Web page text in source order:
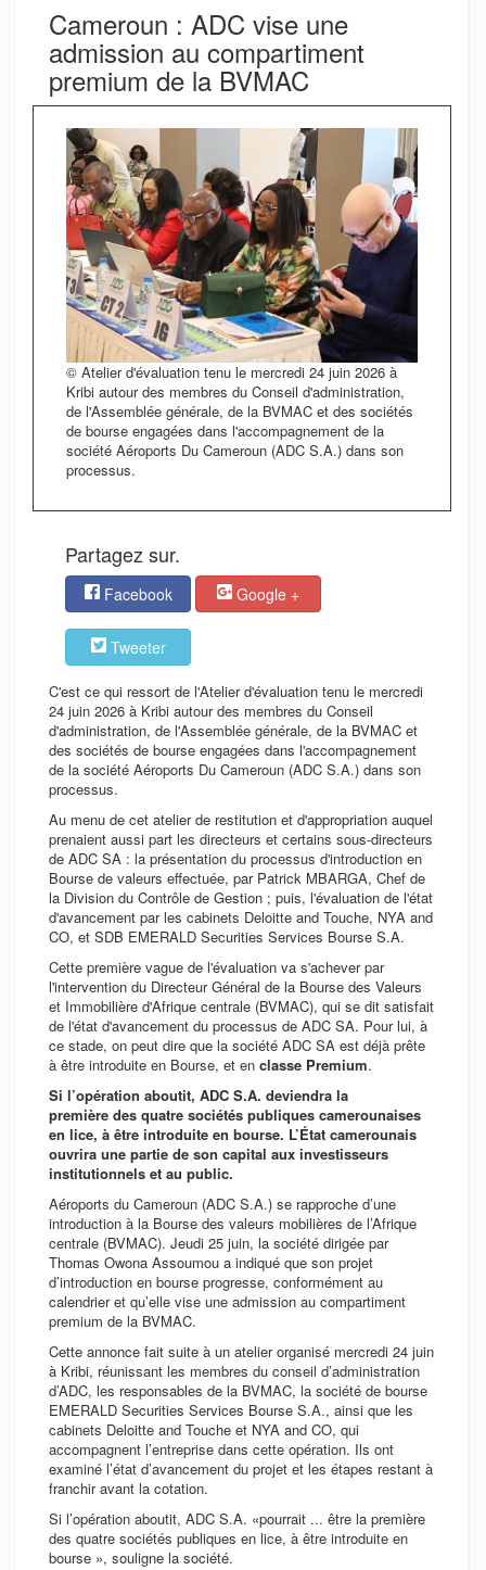
Cameroun : ADC vise une
admission au compartiment
premium de la BVMAC
© Atelier d'évaluation tenu le mercredi 24 juin 2026 à
Kribi autour des membres du Conseil d'administration,
de l'Assemblée générale, de la BVMAC et des sociétés
de bourse engagées dans l'accompagnement de la
société Aéroports Du Cameroun (ADC S.A.) dans son
processus.
Partagez sur.
Facebook Google +
Tweeter
C'est ce qui ressort de l'Atelier d'évaluation tenu le mercredi
24 juin 2026 à Kribi autour des membres du Conseil
d'administration, de l'Assemblée générale, de la BVMAC et
des sociétés de bourse engagées dans l'accompagnement
de la société Aéroports Du Cameroun (ADC S.A.) dans son
processus.
Au menu de cet atelier de restitution et d'appropriation auquel
prenaient aussi part les directeurs et certains sous-directeurs
de ADC SA : la présentation du processus d'introduction en
Bourse de valeurs effectuée, par Patrick MBARGA, Chef de
la Division du Contrôle de Gestion ; puis, l'évaluation de l'état
d'avancement par les cabinets Deloitte and Touche, NYA and
CO, et SDB EMERALD Securities Services Bourse S.A.
Cette première vague de l'évaluation va s'achever par
l'intervention du Directeur Général de la Bourse des Valeurs
et Immobilière d'Afrique centrale (BVMAC), qui se dit satisfait
de l'état d'avancement du processus de ADC SA. Pour lui, à
ce stade, on peut dire que la société ADC SA est déjà prête
à être introduite en Bourse, et en classe Premium.
Si l’opération aboutit, ADC S.A. deviendra la
première des quatre sociétés publiques camerounaises
en lice, à être introduite en bourse. L’État camerounais
ouvrira une partie de son capital aux investisseurs
institutionnels et au public.
Aéroports du Cameroun (ADC S.A.) se rapproche d’une
introduction à la Bourse des valeurs mobilières de l’Afrique
centrale (BVMAC). Jeudi 25 juin, la société dirigée par
Thomas Owona Assoumou a indiqué que son projet
d’introduction en bourse progresse, conformément au
calendrier et qu’elle vise une admission au compartiment
premium de la BVMAC.
Cette annonce fait suite à un atelier organisé mercredi 24 juin
à Kribi, réunissant les membres du conseil d’administration
d’ADC, les responsables de la BVMAC, la société de bourse
EMERALD Securities Services Bourse S.A., ainsi que les
cabinets Deloitte and Touche et NYA and CO, qui
accompagnent l’entreprise dans cette opération. Ils ont
examiné l’état d’avancement du projet et les étapes restant à
franchir avant la cotation.
Si l’opération aboutit, ADC S.A. «pourrait ... être la première
des quatre sociétés publiques en lice, à être introduite en
bourse », souligne la société.